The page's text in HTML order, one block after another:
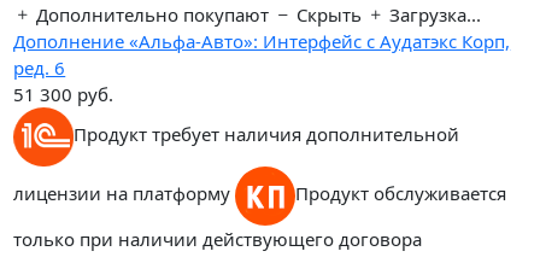
Дополнительно покупают
Скрыть
Загрузка...
Дополнение «Альфа-Авто»: Интерфейс с Аудатэкс Корп,
ред. 6
51 300 руб.
Продукт требует наличия дополнительной
лицензии на платформу
Продукт обслуживается
только при наличии действующего договора